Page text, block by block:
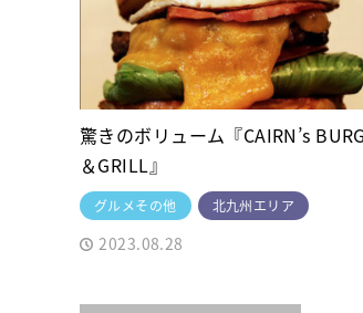
驚きのボリューム『CAIRN’s
＆GRILL』
グルメその他 北九州エリア
2023.08.28